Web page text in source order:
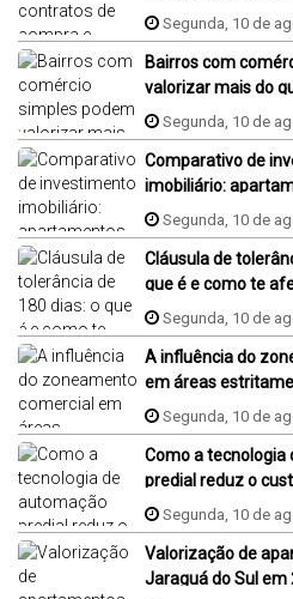
Segunda, 10 de
Bairros com
valorizar mais do
Segunda, 10 de
Comparativo de
imobiliário:
Jaraguá do Sul,
Segunda, 10 de
Cláusula de
que é e como te
imóvel na planta?
Segunda, 10 de
A influência do
em áreas
Segunda, 10 de
Como a tecnologia
predial reduz o
Segunda, 10 de
Valorização de
Jaraguá do Sul em